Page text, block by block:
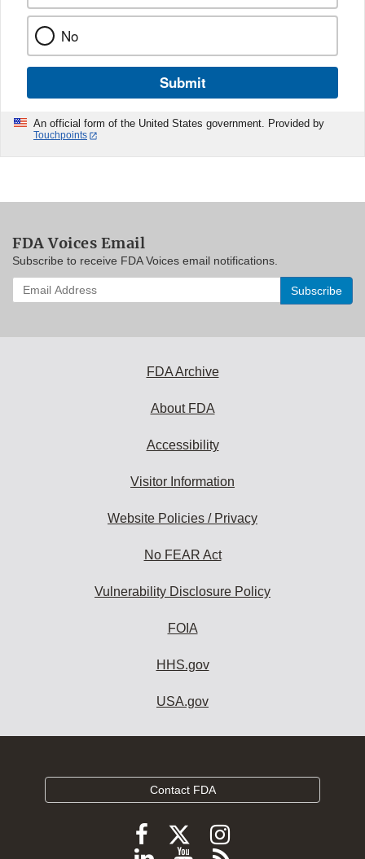
No
Submit
An official form of the United States government. Provided by
Touchpoints
FDA Voices Email
Subscribe to receive FDA Voices email notifications.
Enter
your
FDA Archive
About FDA
Accessibility
Visitor Information
Website Policies / Privacy
No FEAR Act
Vulnerability Disclosure Policy
FOIA
HHS.gov
USA.gov
Contact FDA
FollowFollow
FDA
Follow